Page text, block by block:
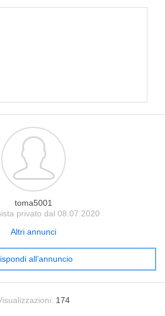
toma5001
privato dal 08.07.2020
Altri annunci
all’annuncio
174